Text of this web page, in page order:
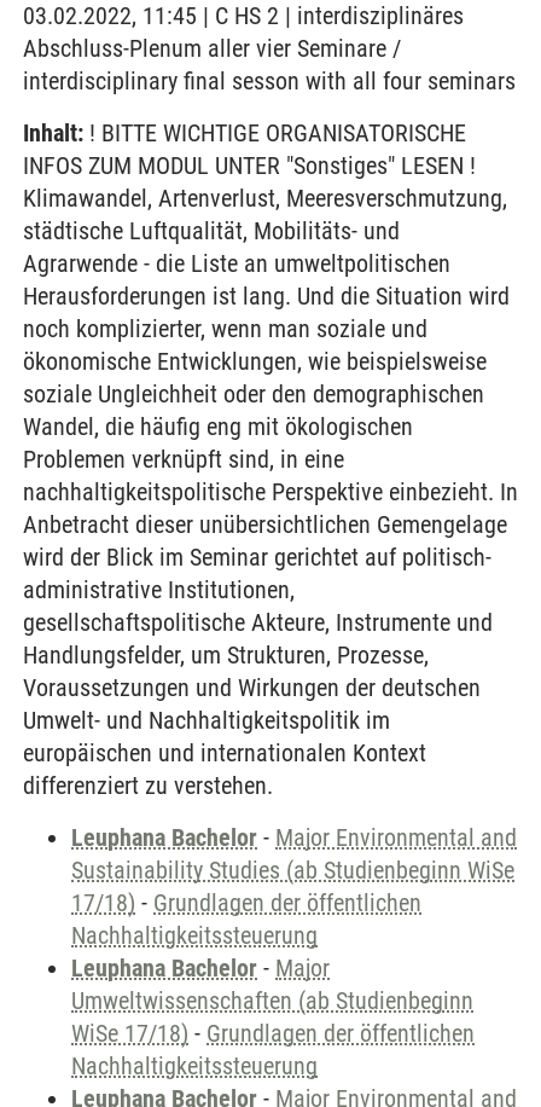
03.02.2022, 11:45 | C HS 2 | interdisziplinäres
Abschluss-Plenum aller vier Seminare /
interdisciplinary final sesson with all four seminars
Inhalt: ! BITTE WICHTIGE ORGANISATORISCHE
INFOS ZUM MODUL UNTER "Sonstiges" LESEN !
Klimawandel, Artenverlust, Meeresverschmutzung,
städtische Luftqualität, Mobilitäts- und
Agrarwende - die Liste an umweltpolitischen
Herausforderungen ist lang. Und die Situation wird
noch komplizierter, wenn man soziale und
ökonomische Entwicklungen, wie beispielsweise
soziale Ungleichheit oder den demographischen
Wandel, die häufig eng mit ökologischen
Problemen verknüpft sind, in eine
nachhaltigkeitspolitische Perspektive einbezieht. In
Anbetracht dieser unübersichtlichen Gemengelage
wird der Blick im Seminar gerichtet auf politisch-
administrative Institutionen,
gesellschaftspolitische Akteure, Instrumente und
Handlungsfelder, um Strukturen, Prozesse,
Voraussetzungen und Wirkungen der deutschen
Umwelt- und Nachhaltigkeitspolitik im
europäischen und internationalen Kontext
differenziert zu verstehen.
Leuphana Bachelor - Major Environmental and
Sustainability Studies (ab Studienbeginn WiSe
17/18) - Grundlagen der öffentlichen
Nachhaltigkeitssteuerung
Leuphana Bachelor - Major
Umweltwissenschaften (ab Studienbeginn
WiSe 17/18) - Grundlagen der öffentlichen
Nachhaltigkeitssteuerung
Leuphana Bachelor - Major Environmental and